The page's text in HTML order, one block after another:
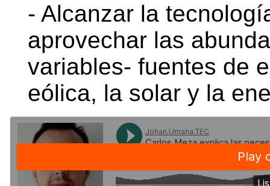
- Alcanzar la
aprovechar las
variables- fuentes de
eólica, la solar y la